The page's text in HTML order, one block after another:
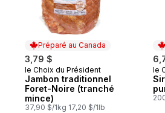
Préparé au Canada
3,79 $
Préparé au Canada
le Choix du Président
Jambon traditionnel
Foret-Noire (tranché
mince)
37,90 $/1kg 17,20 $/1lb
le